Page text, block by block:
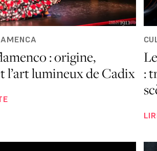
: origine,
l’art lumineux de Cadix :